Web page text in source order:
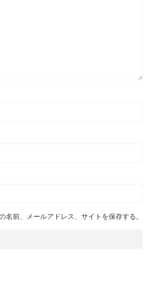
前、メールアドレス、サイトを保存する。